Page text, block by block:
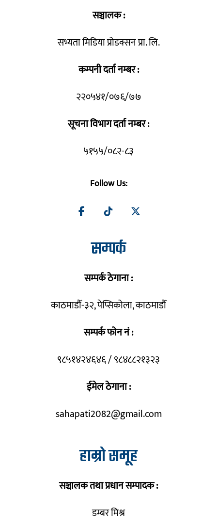
सञ्चालक :
सभ्यता मिडिया प्रोडक्सन प्रा. लि.
कम्पनी दर्ता नम्बर :
२२०५४१/०७६/७७
सूचना विभाग दर्ता नम्बर :
५१५५/०८२-८३
Follow Us:
सम्पर्क
सम्पर्क ठेगाना :
काठमाडौँ-३२, पेप्सिकोला, काठमाडौँ
सम्पर्क फोन नं :
९८५१४२४६४६ / ९८४८८२१३२३
ईमेल ठेगाना :
sahapati2082@gmail.com
हाम्रो समूह
सञ्चालक तथा प्रधान सम्पादक :
डम्बर मिश्र